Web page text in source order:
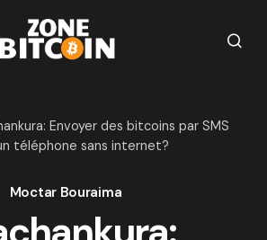
Envoyer des bitcoins par SMS
téléphone sans internet?
Moctar Bouraima